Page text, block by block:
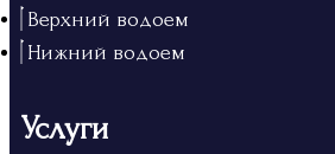
Верхний водоем
Нижний водоем
Услуги